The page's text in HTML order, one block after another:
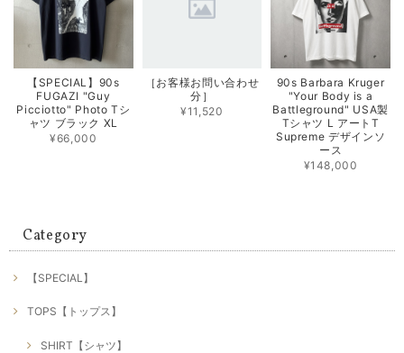
【SPECIAL】90s
FUGAZI "Guy
Picciotto" Photo Tシ
ャツ ブラック XL
¥66,000
［お客様お問い合わせ
分］
¥11,520
90s Barbara Kruger
"Your Body is a
Battleground" USA製
Tシャツ L アートT
Supreme デザインソ
ース
¥148,000
Category
【SPECIAL】
TOPS【トップス】
SHIRT【シャツ】